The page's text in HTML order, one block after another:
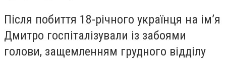
Після побиття 18-річного українця на ім’я
Дмитро госпіталізували із забоями
голови, защемленням грудного відділу